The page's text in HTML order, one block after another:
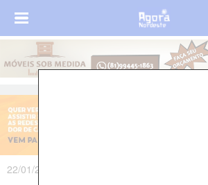
22/01/2020 às 09h04m - Atualizado em 22/